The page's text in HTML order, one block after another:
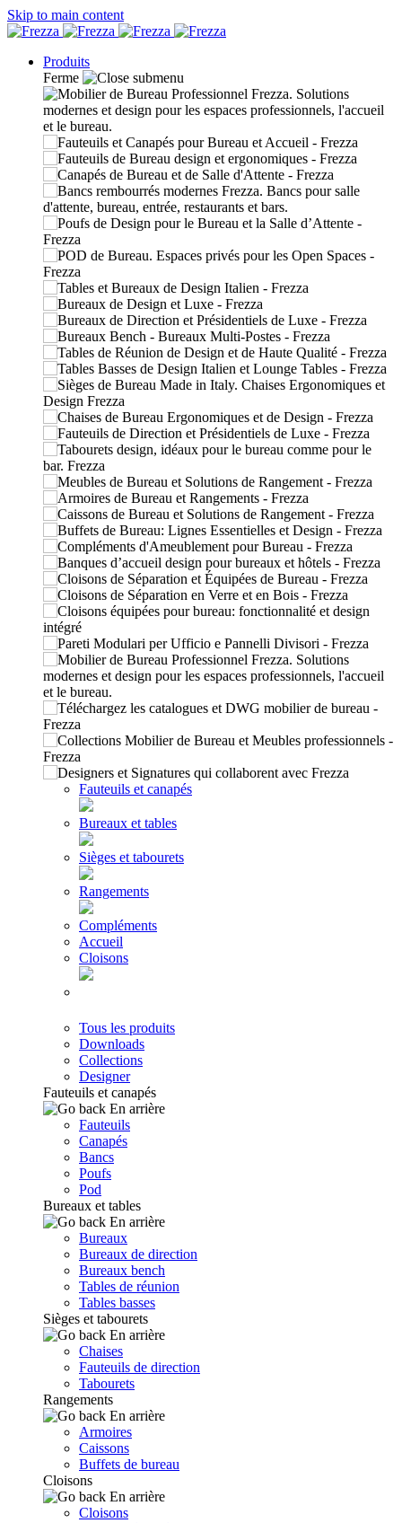
Skip to main content
Produits
Ferme
Fauteuils et canapés
Bureaux et tables
Sièges et tabourets
Rangements
Compléments
Accueil
Cloisons
Tous les produits
Downloads
Collections
Designer
Fauteuils et canapés
En arrière
Fauteuils
Canapés
Bancs
Poufs
Pod
Bureaux et tables
En arrière
Bureaux
Bureaux de direction
Bureaux bench
Tables de réunion
Tables basses
Sièges et tabourets
En arrière
Chaises
Fauteuils de direction
Tabourets
Rangements
En arrière
Armoires
Caissons
Buffets de bureau
Cloisons
En arrière
Cloisons